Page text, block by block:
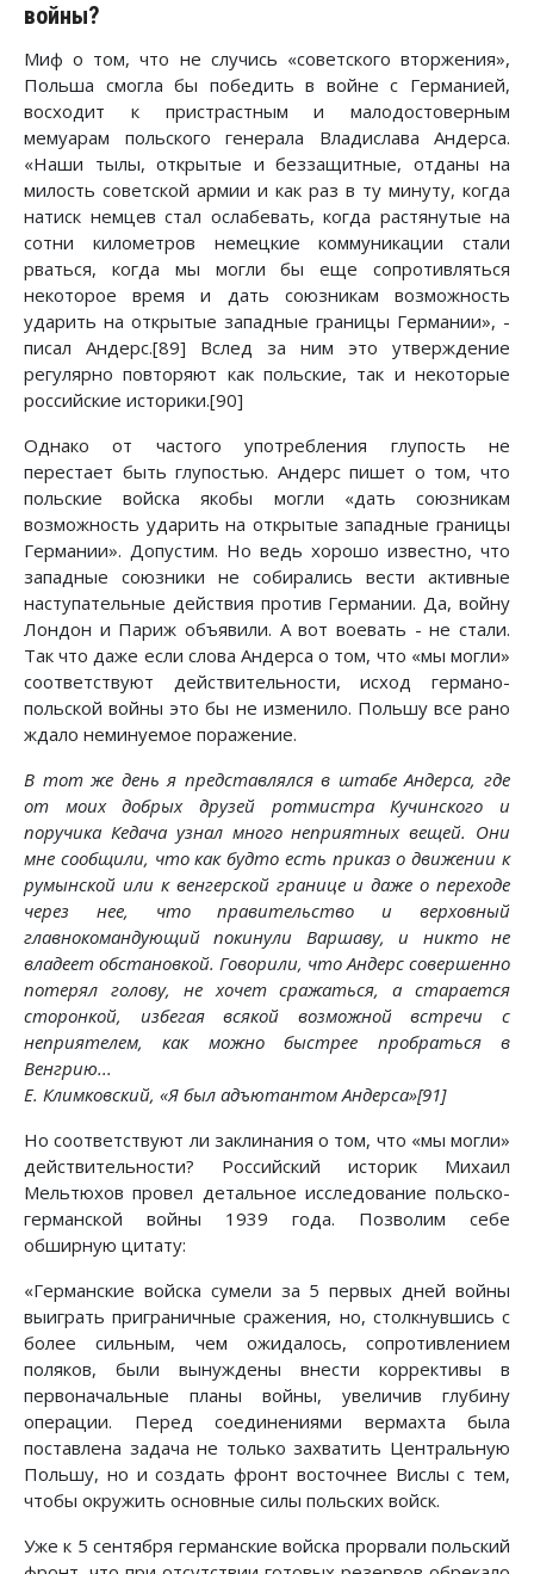
войны?
Миф о том, что не случись «советского вторжения»,
Польша смогла бы победить в войне с Германией,
восходит к пристрастным и малодостоверным
мемуарам польского генерала Владислава Андерса.
«Наши тылы, открытые и беззащитные, отданы на
милость советской армии и как раз в ту минуту, когда
натиск немцев стал ослабевать, когда растянутые на
сотни километров немецкие коммуникации стали
рваться, когда мы могли бы еще сопротивляться
некоторое время и дать союзникам возможность
ударить на открытые западные границы Германии», -
писал Андерс.[89] Вслед за ним это утверждение
регулярно повторяют как польские, так и некоторые
российские историки.[90]
Однако от частого употребления глупость не
перестает быть глупостью. Андерс пишет о том, что
польские войска якобы могли «дать союзникам
возможность ударить на открытые западные границы
Германии». Допустим. Но ведь хорошо известно, что
западные союзники не собирались вести активные
наступательные действия против Германии. Да, войну
Лондон и Париж объявили. А вот воевать - не стали.
Так что даже если слова Андерса о том, что «мы могли»
соответствуют действительности, исход германо-
польской войны это бы не изменило. Польшу все рано
ждало неминуемое поражение.
В тот же день я представлялся в штабе Андерса, где
от моих добрых друзей ротмистра Кучинского и
поручика Кедача узнал много неприятных вещей. Они
мне сообщили, что как будто есть приказ о движении к
румынской или к венгерской границе и даже о переходе
через нее, что правительство и верховный
главнокомандующий покинули Варшаву, и никто не
владеет обстановкой. Говорили, что Андерс совершенно
потерял голову, не хочет сражаться, а старается
сторонкой, избегая всякой возможной встречи с
неприятелем, как можно быстрее пробраться в
Венгрию...
Е. Климковский, «Я был адъютантом Андерса»[91]
Но соответствуют ли заклинания о том, что «мы могли»
действительности? Российский историк Михаил
Мельтюхов провел детальное исследование польско-
германской войны 1939 года. Позволим себе
обширную цитату:
«Германские войска сумели за 5 первых дней войны
выиграть приграничные сражения, но, столкнувшись с
более сильным, чем ожидалось, сопротивлением
поляков, были вынуждены внести коррективы в
первоначальные планы войны, увеличив глубину
операции. Перед соединениями вермахта была
поставлена задача не только захватить Центральную
Польшу, но и создать фронт восточнее Вислы с тем,
чтобы окружить основные силы польских войск.
Уже к 5 сентября германские войска прорвали польский